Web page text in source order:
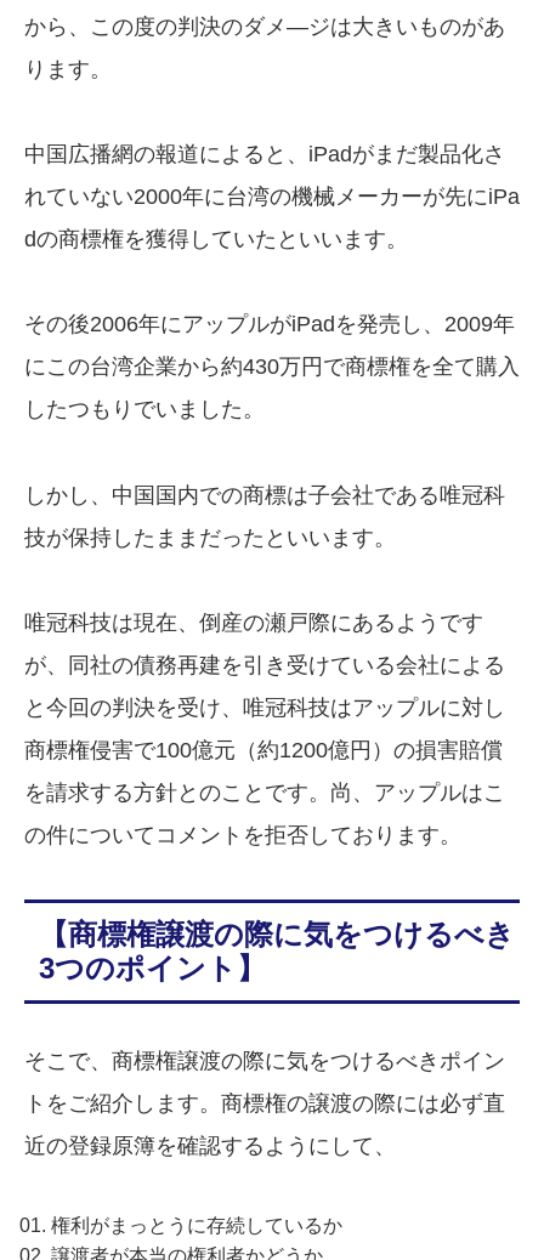
から、この度の判決のダメ―ジは大きいものがあ
ります。
中国広播網の報道によると、iPadがまだ製品化さ
れていない2000年に台湾の機械メーカーが先にiPa
dの商標権を獲得していたといいます。
その後2006年にアップルがiPadを発売し、2009年
にこの台湾企業から約430万円で商標権を全て購入
したつもりでいました。
しかし、中国国内での商標は子会社である唯冠科
技が保持したままだったといいます。
唯冠科技は現在、倒産の瀬戸際にあるようです
が、同社の債務再建を引き受けている会社による
と今回の判決を受け、唯冠科技はアップルに対し
商標権侵害で100億元（約1200億円）の損害賠償
を請求する方針とのことです。尚、アップルはこ
の件についてコメントを拒否しております。
【商標権譲渡の際に気をつけるべき
3つのポイント】
そこで、商標権譲渡の際に気をつけるべきポイン
トをご紹介します。商標権の譲渡の際には必ず直
近の登録原簿を確認するようにして、
権利がまっとうに存続しているか
譲渡者が本当の権利者かどうか